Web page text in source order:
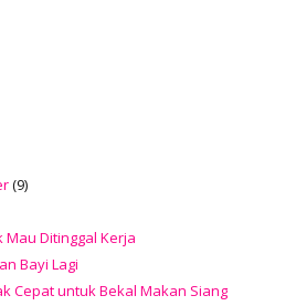
(9)
Mau Ditinggal Kerja
Bayi Lagi
Cepat untuk Bekal Makan Siang